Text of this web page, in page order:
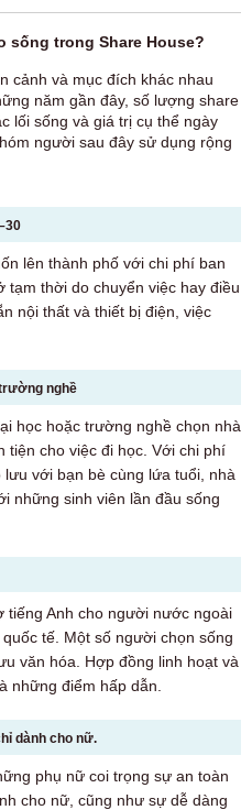
trong Share House?
cảnh và mục đích khác nhau
năm gần đây, số lượng share
lối sống và giá trị cụ thể ngày
người sau đây sử dụng rộng
lên thành phố với chi phí ban
tạm thời do chuyển việc hay điều
nội thất và thiết bị điện, việc
nghề
học hoặc trường nghề chọn nhà
tiện cho việc đi học. Với chi phí
với bạn bè cùng lứa tuổi, nhà
những sinh viên lần đầu sống
tiếng Anh cho người nước ngoài
tế. Một số người chọn sống
văn hóa. Hợp đồng linh hoạt và
những điểm hấp dẫn.
dành cho nữ.
phụ nữ coi trọng sự an toàn
cho nữ, cũng như sự dễ dàng